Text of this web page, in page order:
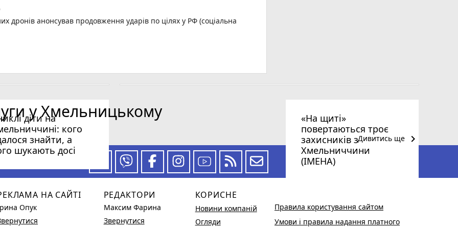
дронів анонсував продовження ударів по цілях у РФ (соціальна
три скасують
діти на
кого
знайти, а
шукають досі
«На щиті»
повертаються троє
захисників з
Хмельниччини
(ІМЕНА)
у Хмельницькому
Дивитись ще keyboard_arrow_right
нашими новинами
НА САЙТІ
Опук
РЕДАКТОРИ
Максим Фарина
Звернутися
КОРИСНЕ
Новини компаній
Огляди
Правила користування сайтом
Умови і правила надання платного